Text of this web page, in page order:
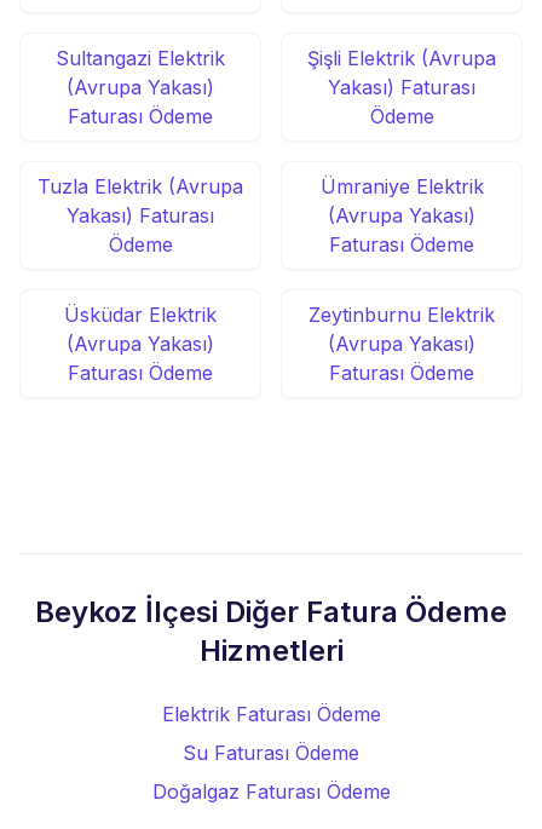
Sultangazi Elektrik
(Avrupa Yakası)
Faturası Ödeme
Şişli Elektrik (Avrupa
Yakası) Faturası
Ödeme
Tuzla Elektrik (Avrupa
Yakası) Faturası
Ödeme
Ümraniye Elektrik
(Avrupa Yakası)
Faturası Ödeme
Üsküdar Elektrik
(Avrupa Yakası)
Faturası Ödeme
Zeytinburnu Elektrik
(Avrupa Yakası)
Faturası Ödeme
Beykoz İlçesi Diğer Fatura Ödeme
Hizmetleri
Elektrik Faturası Ödeme
Su Faturası Ödeme
Doğalgaz Faturası Ödeme